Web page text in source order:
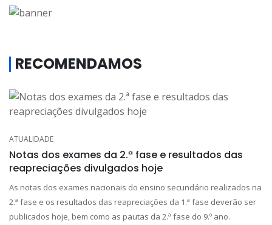
RECOMENDAMOS
ATUALIDADE
Notas dos exames da 2.ª fase e resultados das
reapreciações divulgados hoje
As notas dos exames nacionais do ensino secundário realizados na
2.ª fase e os resultados das reapreciações da 1.ª fase deverão ser
publicados hoje, bem como as pautas da 2.ª fase do 9.º ano.